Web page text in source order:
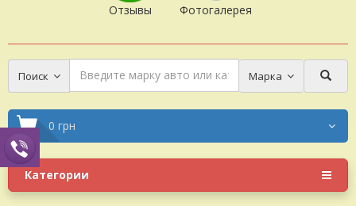
Отзывы Фотогалерея
Поиск Марка
0 грн
Категории